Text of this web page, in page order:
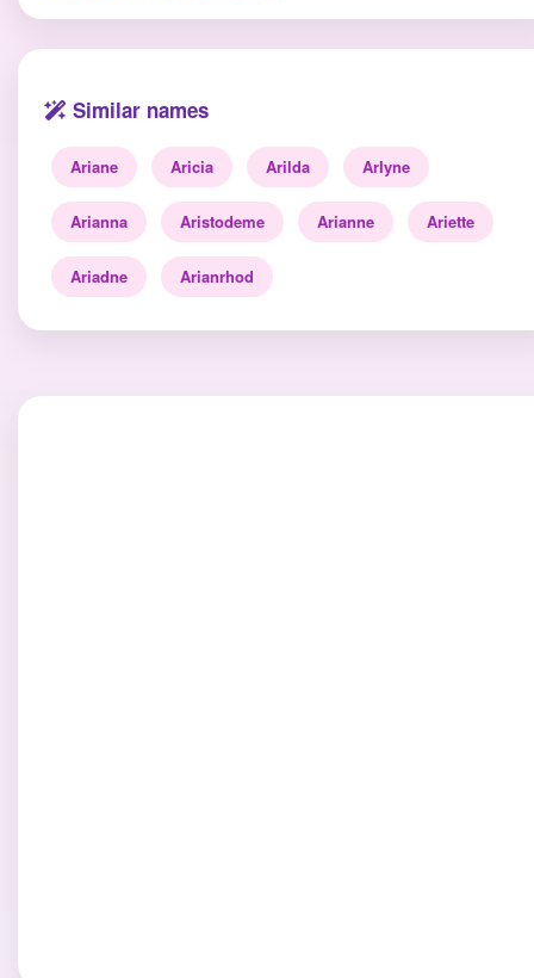
Similar names
Ariane Aricia Arilda ArIyne
Arianna Aristodeme Arianne Ariette
Ariadne Arianrhod